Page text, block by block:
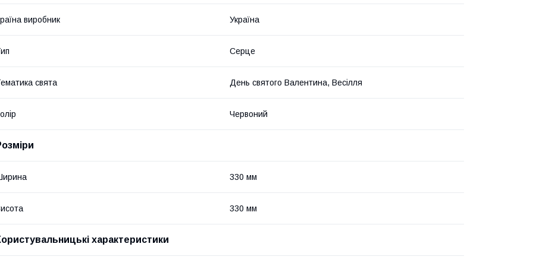
виробник Україна
Серце
свята День святого Валентина, Весілля
Червоний
330 мм
330 мм
характеристики